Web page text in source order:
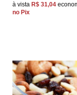
à vista R$ 31,04
no Pix